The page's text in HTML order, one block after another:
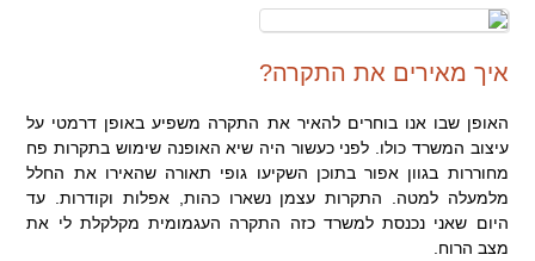
איך מאירים את התקרה?
האופן שבו אנו בוחרים להאיר את התקרה משפיע באופן דרמטי על
עיצוב המשרד כולו. לפני כעשור היה שיא האופנה שימוש בתקרות פח
מחוררות בגוון אפור בתוכן השקיעו גופי תאורה שהאירו את החלל
מלמעלה למטה. התקרות עצמן נשארו כהות, אפלות וקודרות. עד
היום שאני נכנסת למשרד כזה התקרה העגמומית מקלקלת לי את
מצב הרוח.